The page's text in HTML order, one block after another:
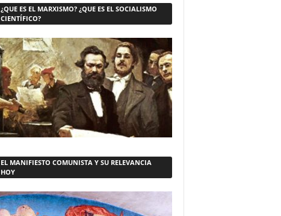
¿QUE ES EL MARXISMO? ¿QUE ES EL SOCIALISMO
CIENTÍFICO?
EL MANIFIESTO COMUNISTA Y SU RELEVANCIA
HOY